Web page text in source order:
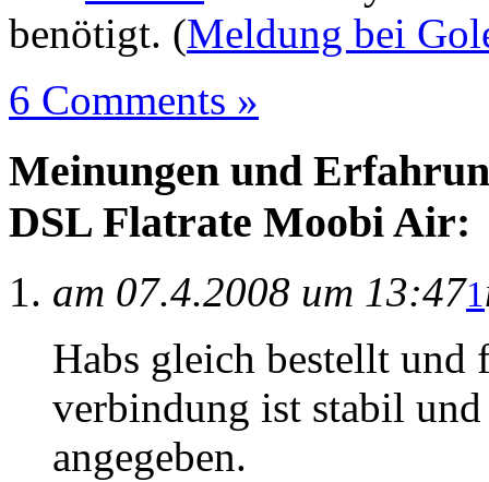
benötigt. (Meldung bei
6 Comments »
Meinungen und
DSL Flatrate Moobi Air:
am 07.4.2008 um 13:471
Habs gleich bestellt
verbindung ist stabil
angegeben.